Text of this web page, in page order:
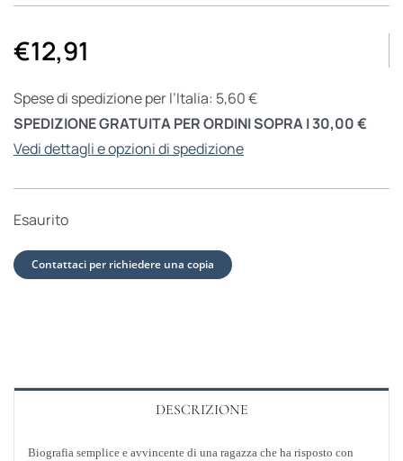
€12,91
Spese di spedizione per l’Italia: 5,60 €
SPEDIZIONE GRATUITA PER ORDINI SOPRA I 30,00 €
Vedi dettagli e opzioni di spedizione
Esaurito
Contattaci per richiedere una copia
DESCRIZIONE
Biografia semplice e avvincente di una ragazza che ha risposto con